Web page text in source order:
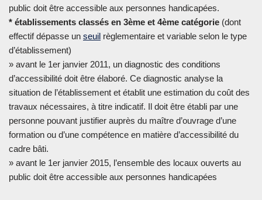
public doit être accessible aux personnes handicapées.
* établissements classés en 3ème et 4ème catégorie (dont
effectif dépasse un seuil règlementaire et variable selon le type
d’établissement)
» avant le 1er janvier 2011, un diagnostic des conditions
d’accessibilité doit être élaboré. Ce diagnostic analyse la
situation de l’établissement et établit une estimation du coût des
travaux nécessaires, à titre indicatif. Il doit être établi par une
personne pouvant justifier auprès du maître d’ouvrage d’une
formation ou d’une compétence en matière d’accessibilité du
cadre bâti.
» avant le 1er janvier 2015, l’ensemble des locaux ouverts au
public doit être accessible aux personnes handicapées